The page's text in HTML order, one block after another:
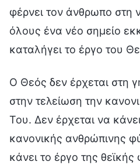
φέρνει τον άνθρωπο στη
όλους ένα νέο σημείο
καταλήγει το έργο του
Ο Θεός δεν έρχεται στη
στην τελείωση την
Του. Δεν έρχεται να
κανονικής ανθρώπινης
κάνει το έργο της